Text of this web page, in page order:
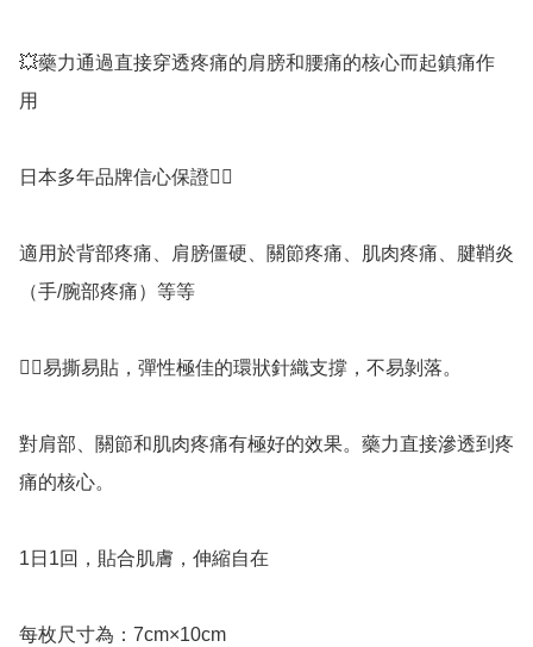
💥藥力通過直接穿透疼痛的肩膀和腰痛的核心而起鎮痛作
用
日本多年品牌信心保證👍🏻
適用於背部疼痛、肩膀僵硬、關節疼痛、肌肉疼痛、腱鞘炎
（手/腕部疼痛）等等
👉🏻易撕易貼，彈性極佳的環狀針織支撐，不易剝落。
對肩部、關節和肌肉疼痛有極好的效果。藥力直接滲透到疼
痛的核心。
1日1回，貼合肌膚，伸縮自在
每枚尺寸為：7cm×10cm